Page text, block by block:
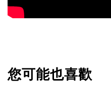
您可能也喜歡